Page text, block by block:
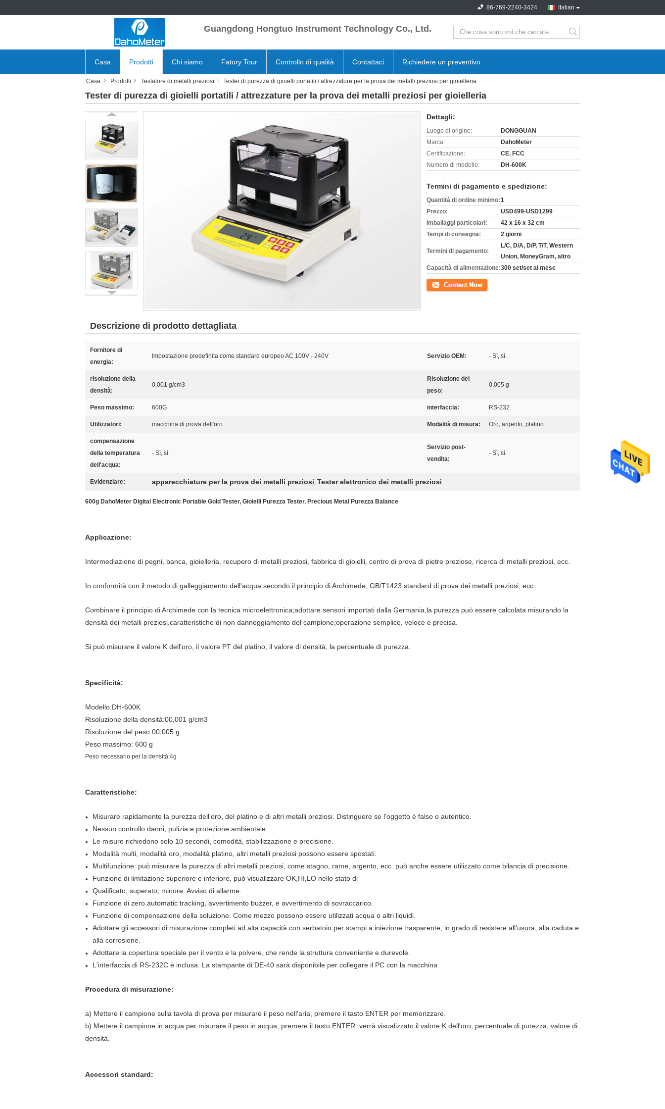
Italian
86-769-2240-3424
Guangdong Hongtuo Instrument Technology Co., Ltd.
search
Casa Prodotti Chi siamo Fatory Tour Controllo di qualità Contattaci Richiedere un preventivo
Casa Prodotti Testatore di metalli preziosi Tester di purezza di gioielli portatili / attrezzature per la prova dei metalli preziosi per gioielleria
Tester di purezza di gioielli portatili / attrezzature per la prova dei metalli preziosi per gioielleria
Dettagli:
Luogo di origine:
DONGGUAN
Marca:
DahoMeter
Certificazione:
CE, FCC
Numero di modello:
DH-600K
Termini di pagamento e spedizione:
Quantità di ordine minimo:1
Prezzo:
USD499-USD1299
Imballaggi particolari:
42 x 16 x 32 cm
Tempi di consegna:
2 giorni
Termini di pagamento:
L/C, D/A, D/P, T/T, Western
Union, MoneyGram, altro
Capacità di alimentazione:300 set/set al mese
Contatto
Descrizione di prodotto dettagliata
Fornitore di
energia:
Impostazione predefinita come standard europeo AC 100V - 240V Servizio OEM: - Sì, sì.
risoluzione della
densità:
0,001 g/cm3
Risoluzione del
peso:
0,005 g
Peso massimo: 600G interfaccia: RS-232
Utilizzatori: macchina di prova dell'oro Modalità di misura: Oro, argento, platino.
compensazione
della temperatura
dell'acqua:
- Sì, sì.
Servizio post-
vendita:
- Sì, sì.
Evidenziare: apparecchiature per la prova dei metalli preziosi, Tester elettronico dei metalli preziosi
600g DahoMeter Digital Electronic Portable Gold Tester, Gioielli Purezza Tester, Precious Metal Purezza Balance
Applicazione:
Intermediazione di pegni, banca, gioielleria, recupero di metalli preziosi, fabbrica di gioielli, centro di prova di pietre preziose, ricerca di metalli preziosi, ecc.
In conformità con il metodo di galleggiamento dell'acqua secondo il principio di Archimede, GB/T1423 standard di prova dei metalli preziosi, ecc.
Combinare il principio di Archimede con la tecnica microelettronica;adottare sensori importati dalla Germania,la purezza può essere calcolata misurando la
densità dei metalli preziosi.caratteristiche di non danneggiamento del campione;operazione semplice, veloce e precisa.
Si può misurare il valore K dell'oro, il valore PT del platino, il valore di densità, la percentuale di purezza.
Specificità:
Modello:DH-600K
Risoluzione della densità:00,001 g/cm3
Risoluzione del peso:00,005 g
Peso massimo: 600 g
Peso necessario per la densità:4g
Caratteristiche:
Misurare rapidamente la purezza dell'oro, del platino e di altri metalli preziosi. Distinguere se l'oggetto è falso o autentico.
Nessun controllo danni, pulizia e protezione ambientale.
Le misure richiedono solo 10 secondi, comodità, stabilizzazione e precisione.
Modalità multi, modalità oro, modalità platino, altri metalli preziosi possono essere spostati.
Multifunzione: può misurare la purezza di altri metalli preziosi, come stagno, rame, argento, ecc. può anche essere utilizzato come bilancia di precisione.
Funzione di limitazione superiore e inferiore, può visualizzare OK,HI,LO nello stato di
Qualificato, superato, minore. Avviso di allarme.
Funzione di zero automatic tracking, avvertimento buzzer, e avvertimento di sovraccarico.
Funzione di compensazione della soluzione. Come mezzo possono essere utilizzati acqua o altri liquidi.
Adottare gli accessori di misurazione completi ad alta capacità con serbatoio per stampi a iniezione trasparente, in grado di resistere all'usura, alla caduta e
alla corrosione.
Adottare la copertura speciale per il vento e la polvere, che rende la struttura conveniente e durevole.
L'interfaccia di RS-232C è inclusa. La stampante di DE-40 sarà disponibile per collegare il PC con la macchina
Procedura di misurazione:
a) Mettere il campione sulla tavola di prova per misurare il peso nell'aria, premere il tasto ENTER per memorizzare.
b) Mettere il campione in acqua per misurare il peso in acqua, premere il tasto ENTER. verrà visualizzato il valore K dell'oro, percentuale di purezza, valore di
densità.
Accessori standard: